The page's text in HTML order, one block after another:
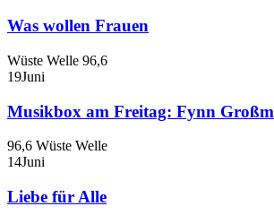
Was wollen Frauen
Wüste Welle 96,6
19Juni
Musikbox am Freitag: Fynn
96,6 Wüste Welle
14Juni
Liebe für Alle